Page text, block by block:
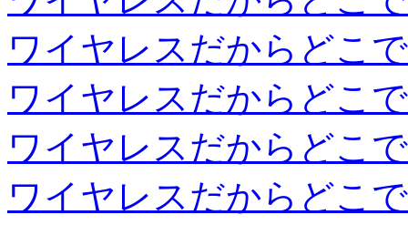
ワイヤレスだからどこ
ワイヤレスだからどこ
ワイヤレスだからどこ
ワイヤレスだからどこ